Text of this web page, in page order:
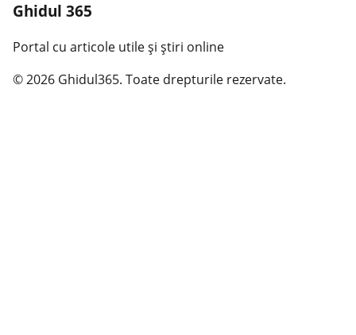
Ghidul 365
Portal cu articole utile și știri online
© 2026 Ghidul365. Toate drepturile rezervate.